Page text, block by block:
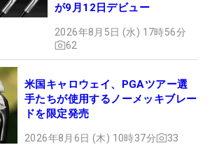
が9月12日デビュー
2026年8月5日 (水) 17時56分
62
米国キャロウェイ、PGAツアー選
手たちが使用するノーメッキブレー
ドを限定発売
2026年8月6日 (木) 10時37分 33